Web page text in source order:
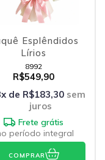
Esplêndidos
Lírios
8992
R$549,90
x de R$183,30sem
juros
Frete grátis
período integral
COMPRAR